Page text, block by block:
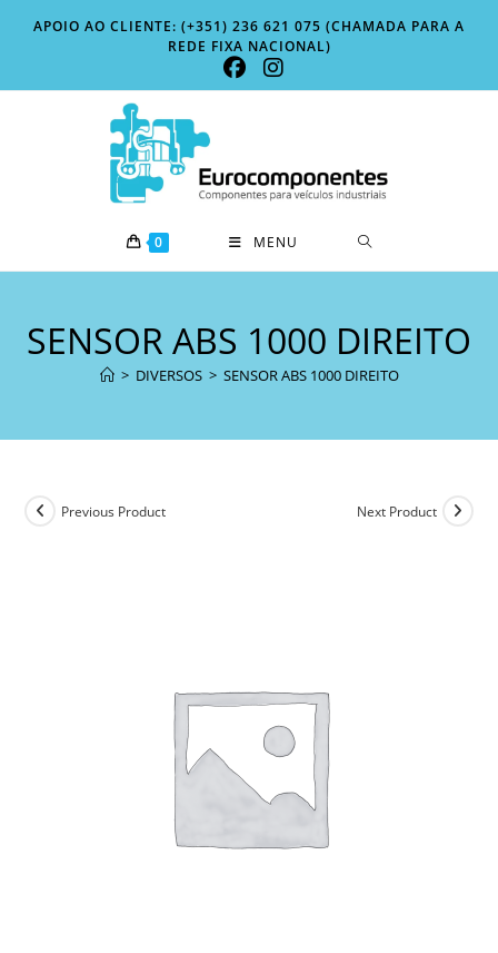
APOIO AO CLIENTE: (+351) 236 621 075 (CHAMADA PARA A
REDE FIXA NACIONAL)
0 MENU
SENSOR ABS 1000 DIREITO
> DIVERSOS > SENSOR ABS 1000 DIREITO
Previous Product Next Product